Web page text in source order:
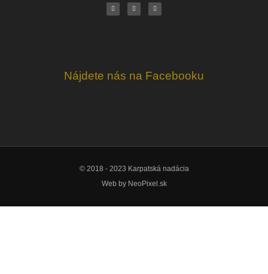
c
e
b
u
t
u
v
e
l
Nájdete nás na Facebooku
© 2018 - 2023 Karpatská nadácia
Web by NeoPixel.sk